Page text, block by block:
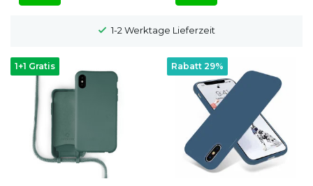
100 Tage Widerrufsrecht
1+1 Gratis Rabatt 29%